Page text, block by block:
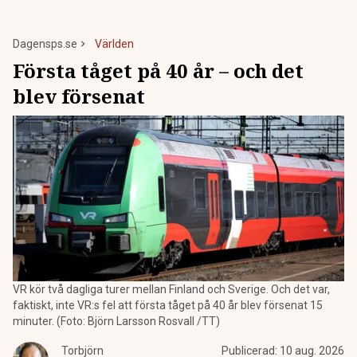
Dagensps.se Världen
Första tåget på 40 år – och det
blev försenat
VR kör två dagliga turer mellan Finland och Sverige. Och det var,
faktiskt, inte VR:s fel att första tåget på 40 år blev försenat 15
minuter. (Foto: Björn Larsson Rosvall /TT)
Torbjörn Publicerad: 10 aug. 2026